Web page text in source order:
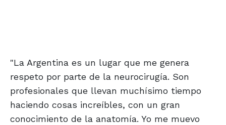
"La Argentina es un lugar que me genera
respeto por parte de la neurocirugía. Son
profesionales que llevan muchísimo tiempo
haciendo cosas increíbles, con un gran
conocimiento de la anatomía. Yo me muevo